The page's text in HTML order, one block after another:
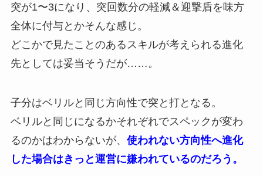
突が1〜3になり、突回数分の軽減＆迎撃盾を味方
全体に付与とかそんな感じ。
どこかで見たことのあるスキルが考えられる進化
先としては妥当そうだが……。
子分はベリルと同じ方向性で突と打となる。
ベリルと同じになるかそれぞれでスペックが変わ
るのかはわからないが、 使われない方向性へ進化
した場合はきっと運営に嫌われているのだろう。